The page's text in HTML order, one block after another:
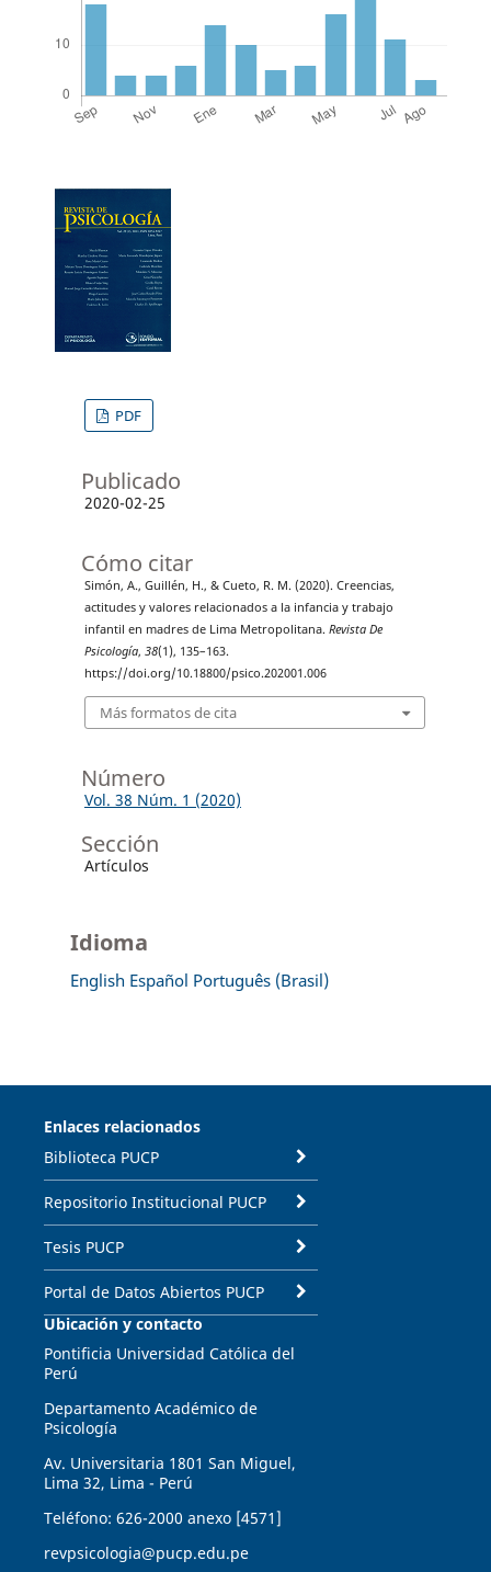
PDF
Publicado
2020-02-25
Cómo citar
Simón, A., Guillén, H., & Cueto, R. M. (2020). Creencias,
actitudes y valores relacionados a la infancia y trabajo
infantil en madres de Lima Metropolitana. Revista De
Psicología, 38(1), 135–163.
https://doi.org/10.18800/psico.202001.006
Más formatos de cita
Número
Vol. 38 Núm. 1 (2020)
Sección
Artículos
Idioma
English Español Português (Brasil)
Enlaces relacionados
Biblioteca PUCP
Repositorio Institucional PUCP
Tesis PUCP
Portal de Datos Abiertos PUCP
Ubicación y contacto
Pontificia Universidad Católica del
Perú
Departamento Académico de
Psicología
Av. Universitaria 1801 San Miguel,
Lima 32, Lima - Perú
Teléfono: 626-2000 anexo [4571]
revpsicologia@pucp.edu.pe